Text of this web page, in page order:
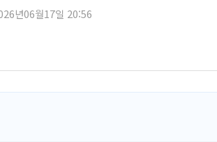
년06월17일 20:56